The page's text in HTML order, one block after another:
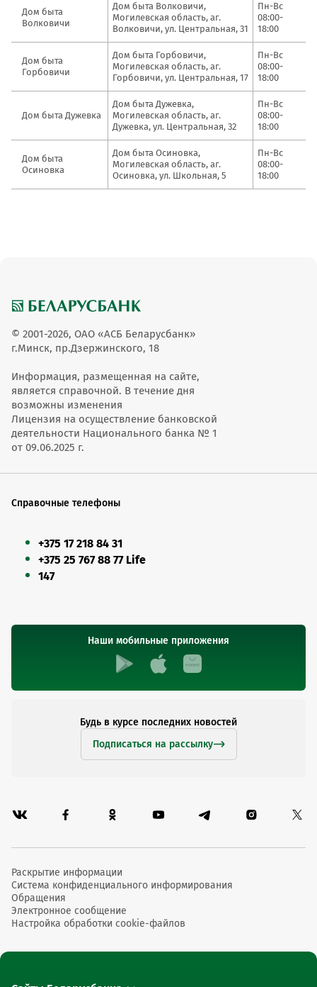
Дом быта
Волковичи
Дом быта Волковичи,
Могилевская область, аг.
Волковичи, ул. Центральная, 31
Пн-Вс
08:00-
18:00
Дом быта
Горбовичи
Дом быта Горбовичи,
Могилевская область, аг.
Горбовичи, ул. Центральная, 17
Пн-Вс
08:00-
18:00
Дом быта Дужевка
Дом быта Дужевка,
Могилевская область, аг.
Дужевка, ул. Центральная, 32
Пн-Вс
08:00-
18:00
Дом быта
Осиновка
Дом быта Осиновка,
Могилевская область, аг.
Осиновка, ул. Школьная, 5
Пн-Вс
08:00-
18:00
© 2001-2026, ОАО «АСБ Беларусбанк»
г.Минск, пр.Дзержинского, 18
Информация, размещенная на сайте,
является справочной. В течение дня
возможны изменения
Лицензия на осуществление банковской
деятельности Национального банка № 1
от 09.06.2025 г.
Справочные телефоны
+375 17 218 84 31
+375 25 767 88 77 Life
147
Наши мобильные приложения
Будь в курсе последних новостей
Подписаться на рассылку
Раскрытие информации
Система конфиденциального информирования
Обращения
Электронное сообщение
Настройка обработки cookie-файлов